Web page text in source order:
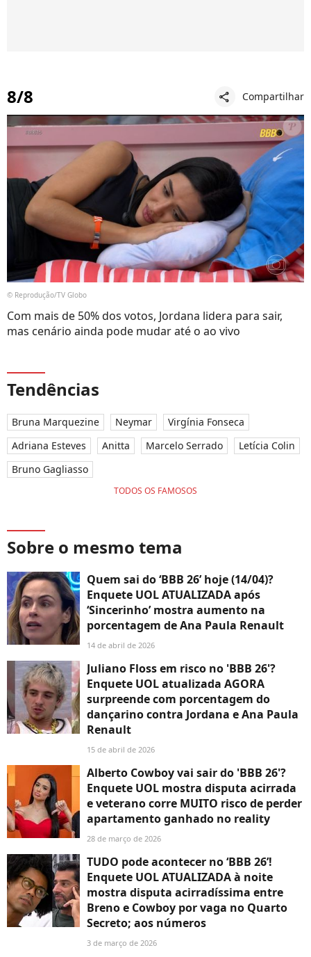
8/8 share Compartilhar
© Reprodução/TV Globo
Com mais de 50% dos votos, Jordana lidera para sair,
mas cenário ainda pode mudar até o ao vivo
Tendências
Bruna Marquezine Neymar
Virgínia Fonseca
Adriana Esteves
Anitta Marcelo Serrado
Letícia Colin
Bruno Gagliasso
TODOS OS FAMOSOS
Sobre o mesmo tema
Quem sai do ‘BBB 26’ hoje (14/04)?
Enquete UOL ATUALIZADA após
‘Sincerinho’ mostra aumento na
porcentagem de Ana Paula Renault
14 de abril de 2026
Juliano Floss em risco no 'BBB 26'?
Enquete UOL atualizada AGORA
surpreende com porcentagem do
dançarino contra Jordana e Ana Paula
Renault
15 de abril de 2026
Alberto Cowboy vai sair do 'BBB 26'?
Enquete UOL mostra disputa acirrada
e veterano corre MUITO risco de perder
apartamento ganhado no reality
28 de março de 2026
TUDO pode acontecer no ‘BBB 26’!
Enquete UOL ATUALIZADA à noite
mostra disputa acirradíssima entre
Breno e Cowboy por vaga no Quarto
Secreto; aos números
3 de março de 2026